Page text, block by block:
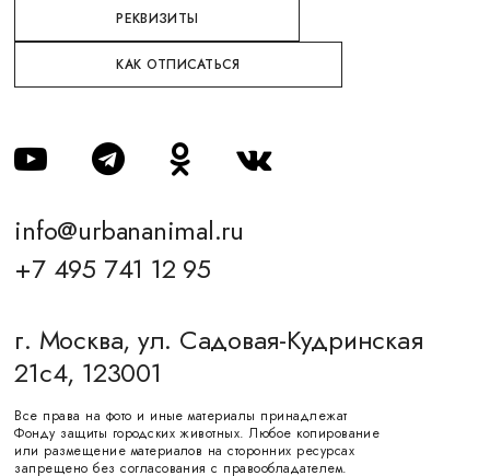
РЕКВИЗИТЫ
КАК ОТПИСАТЬСЯ
info@urbananimal.ru
+7 495 741 12 95
г. Москва, ул. Садовая-Кудринская
21с4, 123001
Все права на фото и иные материалы принадлежат
Фонду защиты городских животных. Любое копирование
или размещение материалов на сторонних ресурсах
запрещено без согласования с правообладателем.